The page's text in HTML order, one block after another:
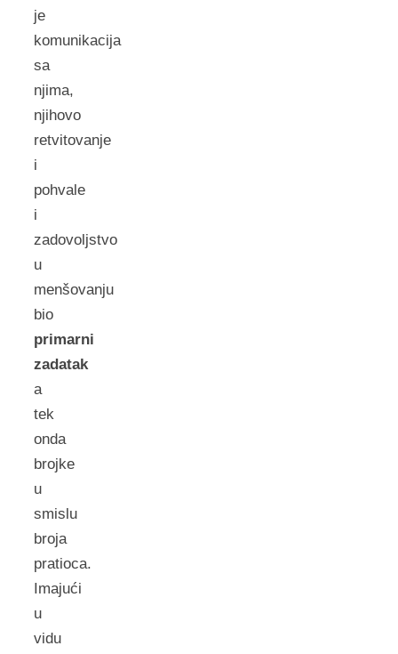
je
komunikacija
sa
njima,
njihovo
retvitovanje
i
pohvale
i
zadovoljstvo
u
menšovanju
bio
primarni
zadatak
a
tek
onda
brojke
u
smislu
broja
pratioca.
Imajući
u
vidu